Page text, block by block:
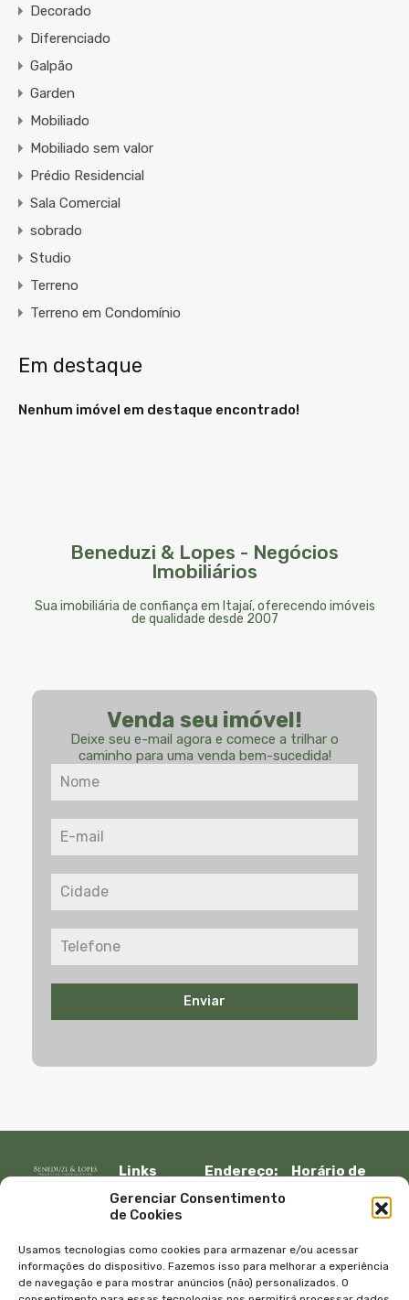
Gerenciar Consentimento
de Cookies
Usamos tecnologias como cookies para armazenar e/ou acessar
informações do dispositivo. Fazemos isso para melhorar a experiência
de navegação e para mostrar anúncios (não) personalizados. O
Decorado
Diferenciado
Galpão
Garden
Mobiliado
Mobiliado sem valor
Prédio Residencial
Sala Comercial
sobrado
Studio
Terreno
Terreno em Condomínio
Em destaque
Nenhum imóvel em destaque encontrado!
Beneduzi & Lopes - Negócios
Imobiliários
Sua imobiliária de confiança em Itajaí, oferecendo imóveis
de qualidade desde 2007
Venda seu imóvel!
Deixe seu e-mail agora e comece a trilhar o
caminho para uma venda bem-sucedida!
Enviar
Links
Início
Imóveis
Empresa
Equipe
Blog
Endereço:
Muller, 917 –
CEP 88301-
401
Horário de
13:30 – 18:00
Sábado e